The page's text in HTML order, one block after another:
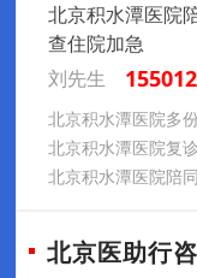
北京积水潭医院
查住院加急
刘先生
北京积水潭医院多
北京积水潭医院复
北京医助行